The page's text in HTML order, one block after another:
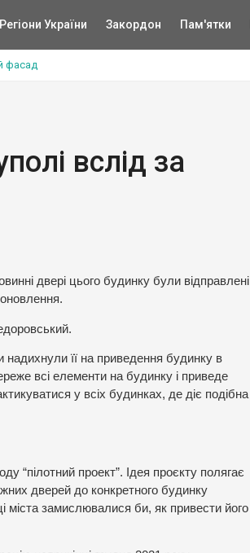
Регіони України Закордон Пам'ятки
фасад
вслід за
двері цього будинку були відправлені
її на приведення будинку в
всі елементи на будинку і приведе
у всіх будинках, де діє подібна
“пілотний проект”. Ідея проєкту полягає
дверей до конкретного будинку
міста замислювалися би, як привести його